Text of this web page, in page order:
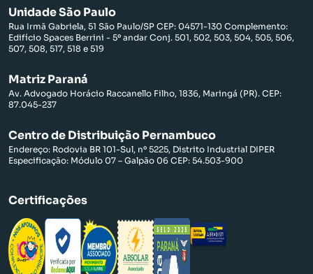
Unidade São Paulo
Rua Irmã Gabriela, 51 São Paulo/SP CEP: 04571-130 Complemento:
Edifício Spaces Berrini - 5º andar Conj. 501, 502, 503, 504, 505, 506,
507, 508, 517, 518 e 519
Matriz Paraná
Av. Advogado Horácio Raccanello Filho, 1836, Maringá (PR). CEP:
87.045-237
Centro de Distribuição Pernambuco
Endereço: Rodovia BR 101-Sul, nº 5225, Distrito Industrial DIPER
Especificação: Módulo 07 – Galpão 06 CEP: 54.503-900
Certificações